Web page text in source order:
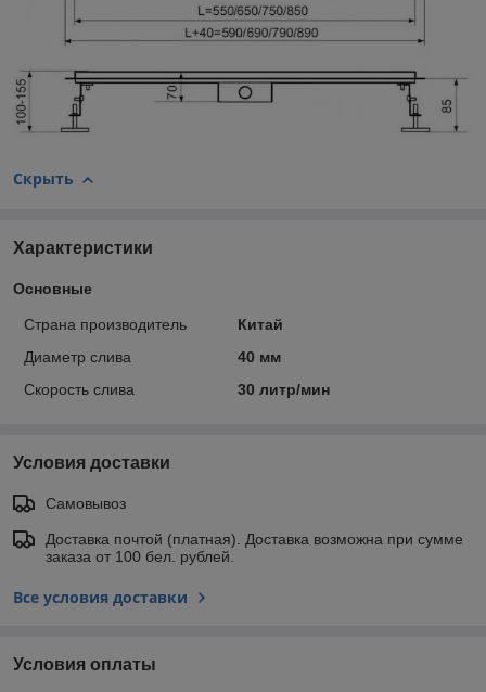
Скрыть
Характеристики
Основные
Страна производитель
Китай
Диаметр слива
40 мм
Скорость слива
30 литр/мин
Условия доставки
Самовывоз
Доставка почтой (платная). Доставка возможна при сумме
заказа от 100 бел. рублей.
Все условия доставки
Условия оплаты